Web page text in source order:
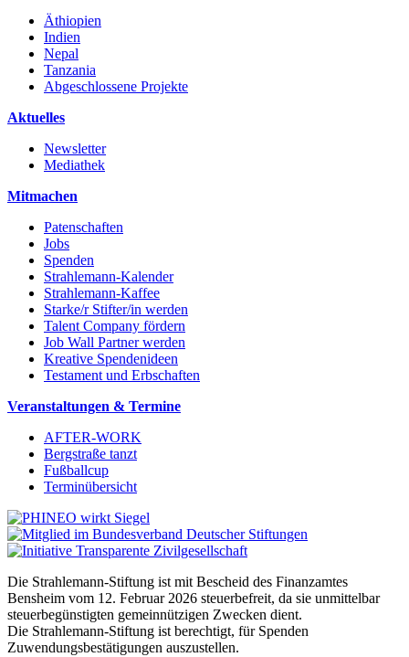
Äthiopien
Indien
Nepal
Tanzania
Abgeschlossene Projekte
Aktuelles
Newsletter
Mediathek
Mitmachen
Patenschaften
Jobs
Spenden
Strahlemann-Kalender
Strahlemann-Kaffee
Starke/r Stifter/in werden
Talent Company fördern
Job Wall Partner werden
Kreative Spendenideen
Testament und Erbschaften
Veranstaltungen & Termine
AFTER-WORK
Bergstraße tanzt
Fußballcup
Terminübersicht
Die Strahlemann-Stiftung ist mit Bescheid des Finanzamtes
Bensheim vom 12. Februar 2026 steuerbefreit, da sie unmittelbar
steuerbegünstigten gemeinnützigen Zwecken dient.
Die Strahlemann-Stiftung ist berechtigt, für Spenden
Zuwendungsbestätigungen auszustellen.